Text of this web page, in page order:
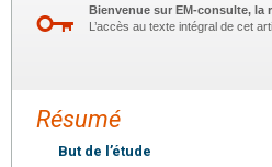
Bienvenue sur EM-consulte, la
L’accès au texte intégral de cet
Résumé
But de l’étude